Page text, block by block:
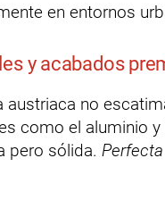
en entornos
y acabados
austriaca no
como el aluminio
pero sólida.